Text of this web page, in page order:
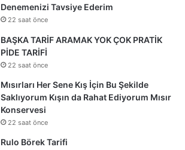
Denemenizi Tavsiye Ederim
22 saat önce
BAŞKA TARİF ARAMAK YOK ÇOK PRATİK
PİDE TARİFİ
22 saat önce
Mısırları Her Sene Kış İçin Bu Şekilde
Saklıyorum Kışın da Rahat Ediyorum Mısır
Konservesi
22 saat önce
Rulo Börek Tarifi